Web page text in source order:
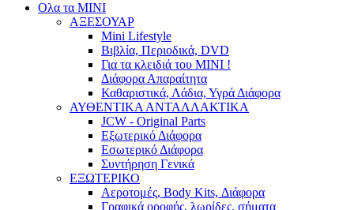
Ολα τα ΜΙΝΙ
ΑΞΕΣΟΥΑΡ
Mini Lifestyle
Βιβλία, Περιοδικά, DVD
Για τα κλειδιά του MINI !
Διάφορα Απαραίτητα
Καθαριστικά, Λάδια, Υγρά Διάφορα
ΑΥΘΕΝΤΙΚΑ ΑΝΤΑΛΛΑΚΤΙΚΑ
JCW - Original Parts
Εξωτερικό Διάφορα
Εσωτερικό Διάφορα
Συντήρηση Γενικά
ΕΞΩΤΕΡΙΚΟ
Αεροτομές, Body Kits, Διάφορα
Γραφικά οροφής, λωρίδες, σήματα